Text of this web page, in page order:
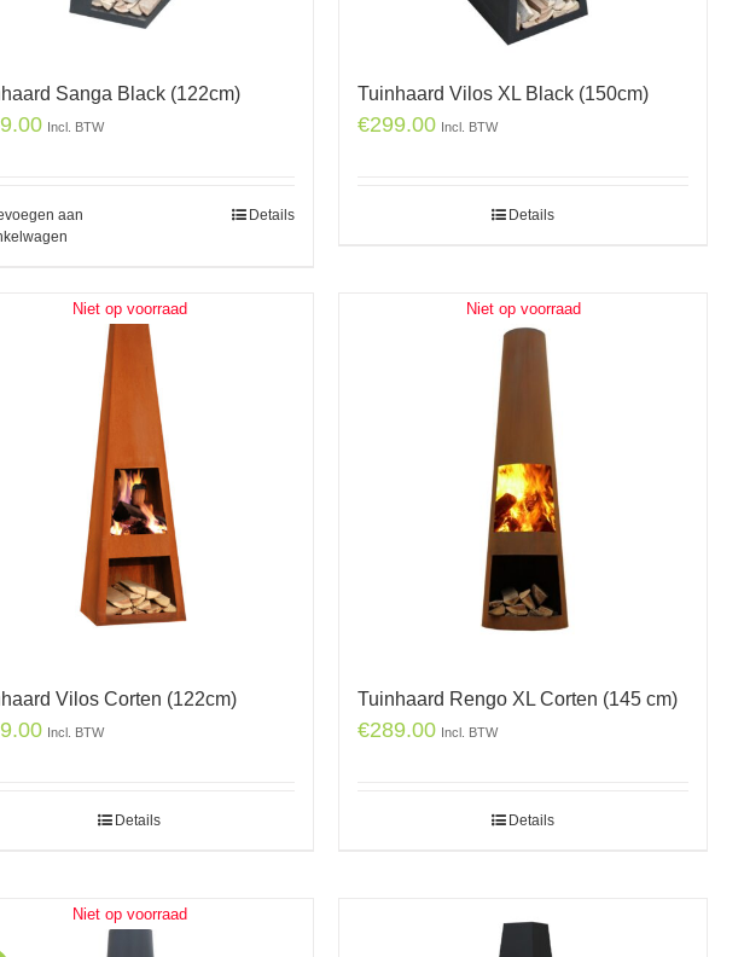
Sanga Black (122cm)
Incl. BTW
aan
Details
Tuinhaard Vilos XL Black (150cm)
€299.00 Incl. BTW
Details
Niet op voorraad
Vilos Corten (122cm)
Incl. BTW
Details
Niet op voorraad
Tuinhaard Rengo XL Corten (145 cm)
€289.00 Incl. BTW
Details
Niet op voorraad